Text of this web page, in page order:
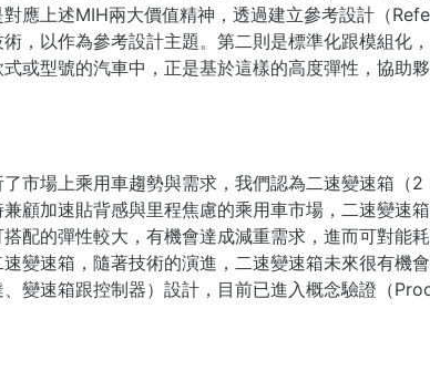
對應上述MIH兩大價值精神，透過建立參考設計（
，以作為參考設計主題。第二則是標準化跟模組化
或型號的汽車中，正是基於這樣的高度彈性，協助
市場上乘用車趨勢與需求，我們認為二速變速箱（
顧加速貼背感與里程焦慮的乘用車市場，二速變速
配的彈性較大，有機會達成減重需求，進而可對能耗
變速箱，隨著技術的演進，二速變速箱未來很有機
變速箱跟控制器）設計，目前已進入概念驗證（